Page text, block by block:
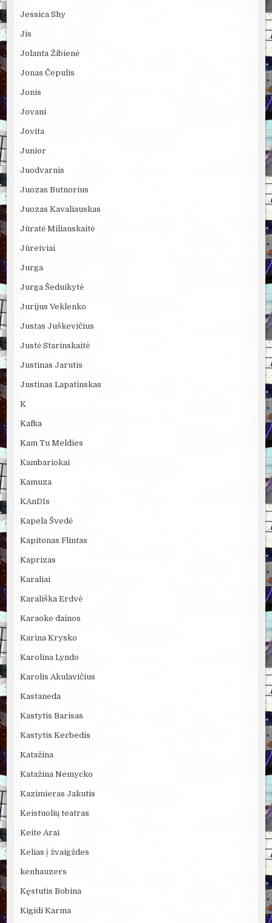
Jessica Shy
Jis
Jolanta Žibienė
Jonas Čepulis
Jonis
Jovani
Jovita
Junior
Juodvarnis
Juozas Butnorius
Juozas Kavaliauskas
Jūratė Miliauskaitė
Jūreiviai
Jurga
Jurga Šeduikytė
Jurijus Veklenko
Justas Juškevičius
Justė Starinskaitė
Justinas Jarutis
Justinas Lapatinskas
K
Kafka
Kam Tu Meldies
Kambariokai
Kamuza
KAnDIs
Kapela Švedė
Kapitonas Flintas
Kaprizas
Karaliai
Karališka Erdvė
Karaoke dainos
Karina Krysko
Karolina Lyndo
Karolis Akulavičius
Kastaneda
Kastytis Barisas
Kastytis Kerbedis
Katažina
Katažina Nemycko
Kazimieras Jakutis
Keistuolių teatras
Keite Arai
Kelias į žvaigždes
kenhauzers
Kęstutis Bobina
Kigidi Karma